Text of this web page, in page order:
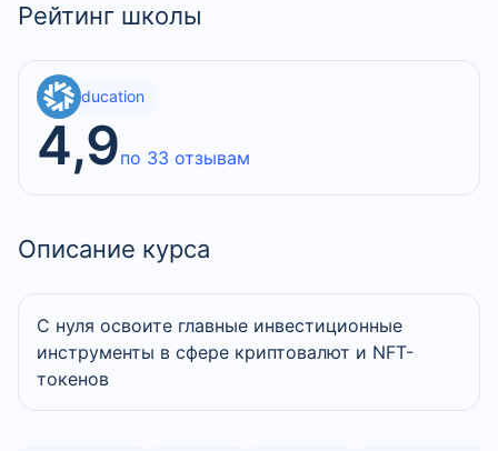
Рейтинг школы
SF Education
4,9по 33 отзывам
Описание курса
С нуля освоите главные инвестиционные
инструменты в сфере криптовалют и NFT-
токенов